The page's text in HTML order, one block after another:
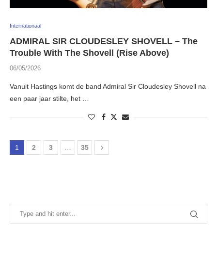
Internationaal
ADMIRAL SIR CLOUDESLEY SHOVELL – The
Trouble With The Shovell (Rise Above)
06/05/2026
Vanuit Hastings komt de band Admiral Sir Cloudesley Shovell na
een paar jaar stilte, het …
1 2 3 … 35